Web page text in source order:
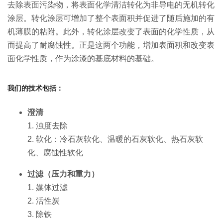
去除表面污染物，将表面化学清洁转化为非导电的无机转化
涂层。转化涂层可增加了整个表面积并促进了随后施加的有
机薄膜的粘附。此外，转化涂层改变了表面的化学性质，从
而提高了耐腐蚀性。正是这两个功能，增加表面积和改变表
面化学性质，作为涂漆的基底材料的基础。
我们的技术包括：
澄清
1. 浊度去除
2. 软化：冷石灰软化、温暖的石灰软化、热石灰软
化、腐蚀性软化
过滤（压力和重力）
1. 媒体过滤
2. 活性炭
3. 除铁